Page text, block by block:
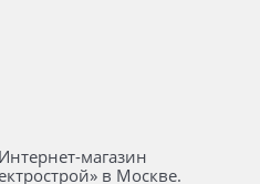
магазин
в Москве.